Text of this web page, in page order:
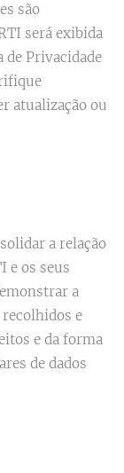
são
​será exibida
de Privacidade
atualização ou
a relação
e os seus
a
e
e da forma
de dados